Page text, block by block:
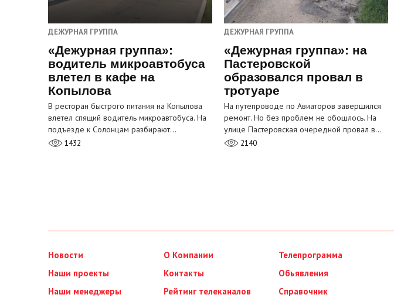
ДЕЖУРНАЯ ГРУППА
«Дежурная группа»:
водитель микроавтобуса
влетел в кафе на
Копылова
В ресторан быстрого питания на Копылова
влетел спящий водитель микроавтобуса. На
подъезде к Солонцам разбирают…
1432
ДЕЖУРНАЯ ГРУППА
«Дежурная группа»: на
Пастеровской
образовался провал в
тротуаре
На путепроводе по Авиаторов завершился
ремонт. Но без проблем не обошлось. На
улице Пастеровская очередной провал в…
2140
Новости
Наши проекты
Наши менеджеры
О Компании
Контакты
Рейтинг телеканалов
Телепрограмма
Обьявления
Справочник